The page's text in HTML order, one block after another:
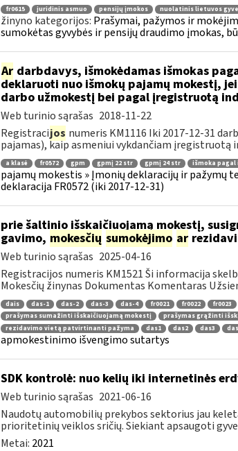
fr0615 juridinis asmuo pensijų įmokos nuolatinis lietuvos
žinyno kategorijos: Prašymai, pažymos ir
sumokėtas gyvybės ir pensijų draudimo įmokas, bū
Ardarbdavys, išmokėdamas išmokas
deklaruoti nuo išmokų pajamų mokestį,
darbo užmokestį bei pagal įregistruotą
Web turinio sąrašas 2018-11-22
Registracijos numeris KM1116 Iki 2017-12-31
pajamas), kaip asmeniui vykdančiam įregistruotą
a klasė fr0572 gpm gpmį 22 str gpmį 24 str išmoka
pajamų mokestis » Įmonių deklaracijų ir pažymų
deklaracija FR0572 (iki 2017-12-31)
prie šaltinio išskaičiuojamą mokestį,
gavimo, mokesčių sumokėjimo ar
Web turinio sąrašas 2025-04-16
Registracijos numeris KM1521 Ši informacija
Mokesčių žinynas Dokumentas Komentaras
dais das-1 das-2 das-3 das-4 fr0021 fr0022 fr0023
prašymas sumažinti išskaičiuojamą mokestį
prašymas grąžinti
rezidavimo vietą patvirtinanti pažyma
das1 das2 das3
apmokestinimo išvengimo sutartys
SDK kontrolė: nuo kelių iki internetinės
Web turinio sąrašas 2021-06-16
Naudotų automobilių prekybos sektorius jau
prioritetinių veiklos sričių. Siekiant apsaugoti
Metai: 2021